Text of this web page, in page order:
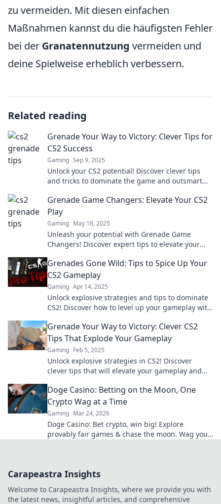
zu vermeiden. Mit diesen einfachen
Maßnahmen kannst du die häufigsten Fehler
bei der Granatennutzung vermeiden und
deine Spielweise erheblich verbessern.
Related reading
Grenade Your Way to Victory: Clever Tips for
CS2 Success
Gaming Sep 9, 2025
Unlock your CS2 potential! Discover clever tips
and tricks to dominate the game and outsmart
Grenade Game Changers: Elevate Your CS2
Play
Gaming May 18, 2025
Unleash your potential with Grenade Game
Changers! Discover expert tips to elevate your
Grenades Gone Wild: Tips to Spice Up Your
CS2 Gameplay
Gaming Apr 14, 2025
Unlock explosive strategies and tips to dominate
CS2! Discover how to level up your gameplay with
Grenade Your Way to Victory: Clever CS2
Tips That Explode Your Gameplay
Gaming Feb 5, 2025
Unlock explosive strategies in CS2! Discover
clever tips that will elevate your gameplay and
Doge Casino: Betting on the Moon, One
Crypto Wag at a Time
Gaming Mar 24, 2026
Doge Casino: Bet crypto, win big! Explore
provably fair games & chase the moon. Wag your
Carapeastra Insights
Welcome to Carapeastra Insights, where we provide you with
the latest news, insightful articles, and comprehensive